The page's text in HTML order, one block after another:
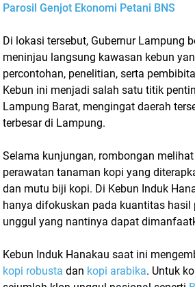
Parosil Genjot Ekonomi Petani BNS
Di lokasi tersebut, Gubernur Lampung
meninjau langsung kawasan kebun
percontohan, penelitian, serta
Kebun ini menjadi salah satu titik
Lampung Barat, mengingat daerah
terbesar di Lampung.
Selama kunjungan, rombongan
perawatan tanaman kopi yang
dan mutu biji kopi. Di Kebun Induk
hanya difokuskan pada kuantitas
unggul yang nantinya dapat
Kebun Induk Hanakau saat ini
kopi robusta dan kopi arabika. Untuk